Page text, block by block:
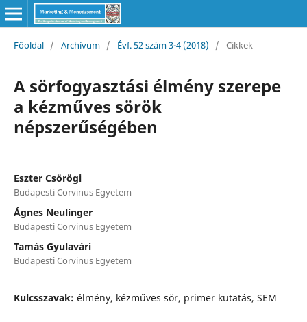
Főoldal / Archívum / Évf. 52 szám 3-4 (2018) / Cikkek
A sörfogyasztási élmény szerepe
a kézműves sörök
népszerűségében
Eszter Csörögi
Budapesti Corvinus Egyetem
Ágnes Neulinger
Budapesti Corvinus Egyetem
Tamás Gyulavári
Budapesti Corvinus Egyetem
Kulcsszavak: élmény, kézműves sör, primer kutatás, SEM